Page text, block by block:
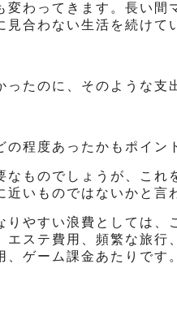
変わってきます。長い
見合わない生活を続けて
ったのに、そのような支
の程度あったかもポイン
なものでしょうが、これ
近いものではないかと言
りやすい浪費としては、
エステ費用、頻繁な旅行
、ゲーム課金あたりです